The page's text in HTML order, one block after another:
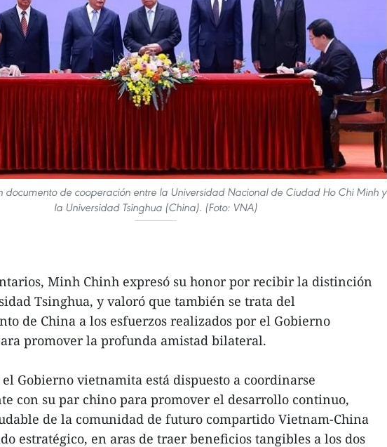
documento de cooperación entre la Universidad Nacional de Ciudad Ho Chi Minh y
la Universidad Tsinghua (China). (Foto: VNA)
Minh Chinh expresó su honor por recibir la distinción
Tsinghua, y valoró que también se trata del
de China a los esfuerzos realizados por el Gobierno
promover la profunda amistad bilateral.
el Gobierno vietnamita está dispuesto a coordinarse
con su par chino para promover el desarrollo continuo,
de la comunidad de futuro compartido Vietnam-China
estratégico, en aras de traer beneficios tangibles a los dos